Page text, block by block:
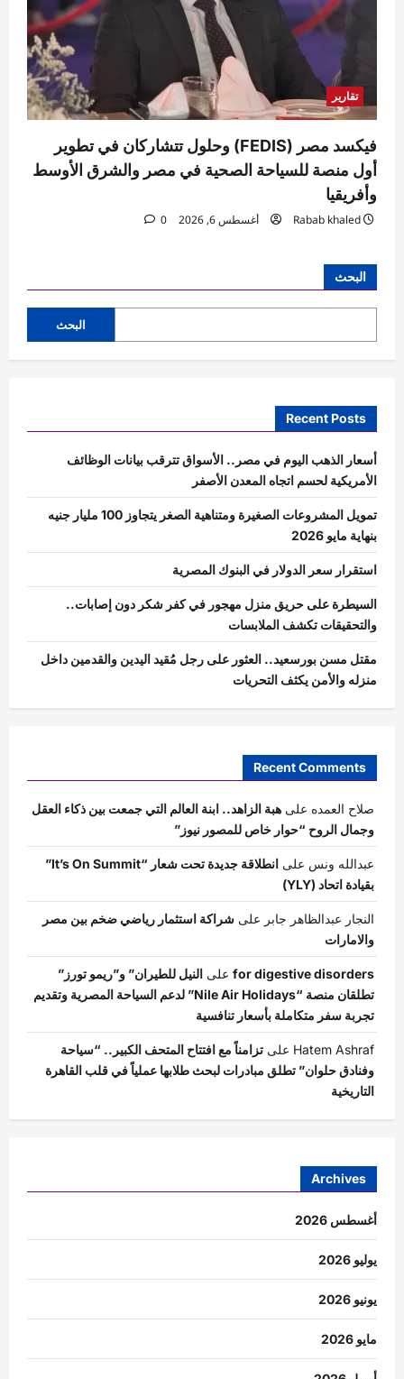
تقارير
فيكسد مصر (FEDIS) وحلول تتشاركان في تطوير
أول منصة للسياحة الصحية في مصر والشرق الأوسط
وأفريقيا
Rabab khaled أغسطس 6, 2026 0
البحث
البحث
Recent Posts
أسعار الذهب اليوم في مصر.. الأسواق تترقب بيانات الوظائف
الأمريكية لحسم اتجاه المعدن الأصفر
تمويل المشروعات الصغيرة ومتناهية الصغر يتجاوز 100 مليار جنيه
بنهاية مايو 2026
استقرار سعر الدولار في البنوك المصرية
السيطرة على حريق منزل مهجور في كفر شكر دون إصابات..
والتحقيقات تكشف الملابسات
مقتل مسن بورسعيد.. العثور على رجل مُقيد اليدين والقدمين داخل
منزله والأمن يكثف التحريات
Recent Comments
صلاح العمده على هبة الزاهد.. ابنة العالم التي جمعت بين ذكاء العقل
وجمال الروح “حوار خاص للمصور نيوز”
عبدالله ونس على
انطلاقة جديدة تحت شعار “It’s On Summit”
بقيادة اتحاد (YLY)
النجار عبدالظاهر جابر على شراكة استثمار رياضي ضخم بين مصر
والامارات
for digestive disorders على النيل للطيران” و”ريمو تورز”
تطلقان منصة “Nile Air Holidays” لدعم السياحة المصرية وتقديم
تجربة سفر متكاملة بأسعار تنافسية
Hatem Ashraf على تزامناً مع افتتاح المتحف الكبير.. “سياحة
وفنادق حلوان” تطلق مبادرات لبحث طلابها عملياً في قلب القاهرة
التاريخية
Archives
أغسطس 2026
يوليو 2026
يونيو 2026
مايو 2026